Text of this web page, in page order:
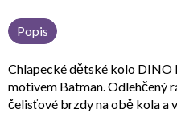
Popis
Chlapecké dětské kolo DINO
motivem Batman. Odlehčený
čelisťové brzdy na obě kola a